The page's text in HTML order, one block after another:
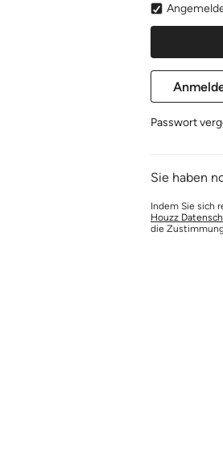
Passwort
Sie haben
Indem Sie sich
Houzz
die